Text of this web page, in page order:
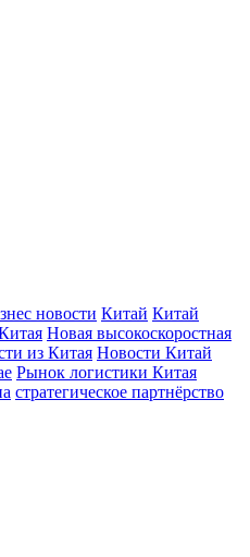
новости Китай Китай
Новая высокоскоростная
из Китая Новости Китай
Рынок логистики Китая
стратегическое партнёрство